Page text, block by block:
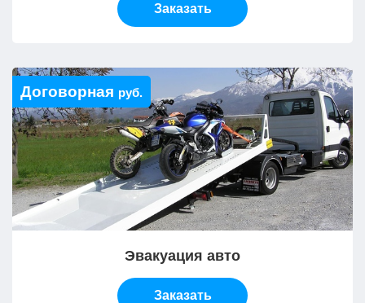
Заказать
Договорная руб.
Эвакуация авто
Заказать